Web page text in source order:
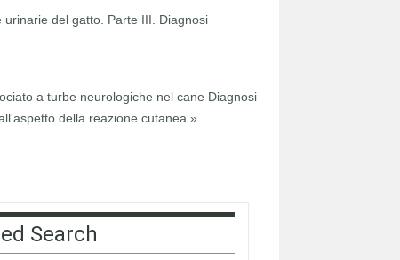
del gatto. Parte III. Diagnosi
a turbe neurologiche nel cane Diagnosi
della reazione cutanea »
Search